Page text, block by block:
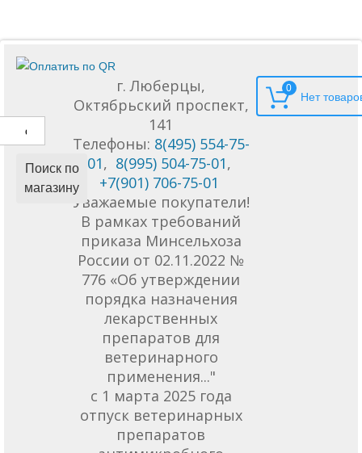
Поиск по
магазину
г. Люберцы,
Октябрьский проспект,
141
Телефоны: 8(495) 554-75-
01, 8(995) 504-75-01,
+7(901) 706-75-01
Уважаемые покупатели!
В рамках требований
приказа Минсельхоза
России от 02.11.2022 №
776 «Об утверждении
порядка назначения
лекарственных
препаратов для
ветеринарного
применения..."
с 1 марта 2025 года
отпуск ветеринарных
препаратов
0